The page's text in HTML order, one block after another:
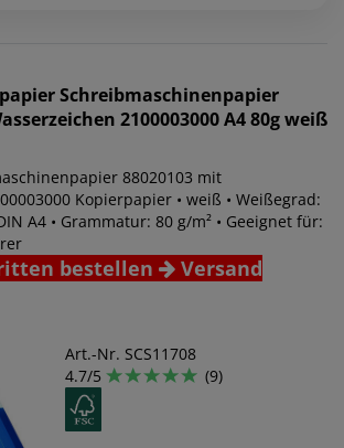
Schreibmaschinenpapier
2100003000 A4 80g weiß
88020103 mit
Kopierpapier • weiß • Weißegrad:
A4 • Grammatur: 80 g/m² • Geeignet für:
bestellen
Versand
Art.-Nr. SCS11708
4.7/5
(9)